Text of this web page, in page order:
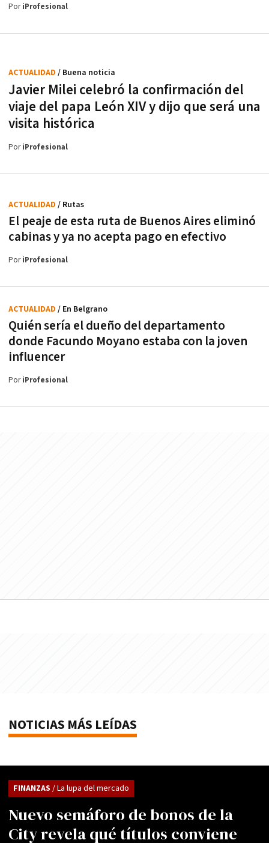
PoriProfesional
Javier Milei celebró la confirmación del
viaje del papa León XIV y dijo que será una
visita histórica
ACTUALIDAD / Buena noticia
PoriProfesional
El peaje de esta ruta de Buenos Aires eliminó
cabinas y ya no acepta pago en efectivo
ACTUALIDAD / Rutas
PoriProfesional
Quién sería el dueño del departamento
donde Facundo Moyano estaba con la joven
influencer
ACTUALIDAD / En Belgrano
PoriProfesional
NOTICIAS MÁS LEÍDAS
Nuevo semáforo de bonos de la
City revela qué títulos conviene
FINANZAS / La lupa del mercado